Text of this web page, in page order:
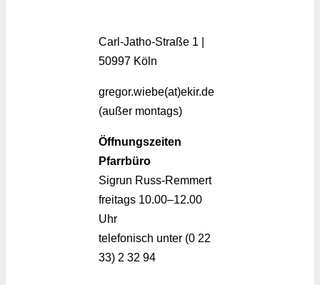
Carl-Jatho-Straße 1 |
50997 Köln
gregor.wiebe(at)ekir.de
(außer montags)
Öffnungszeiten
Pfarrbüro
Sigrun Russ-Remmert
freitags 10.00–12.00
Uhr
telefonisch unter (0 22
33) 2 32 94